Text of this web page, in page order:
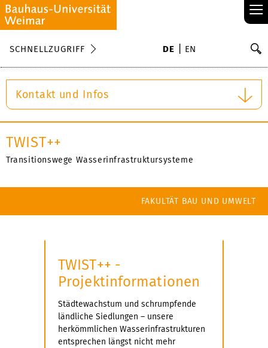
≡
SCHNELLZUGRIFF DE EN
Kontakt und Infos
TWIST++
Transitionswege Wasserinfrastruktursysteme
FAKULTÄT BAU UND UMWELT
TWIST++ -
Projektinformationen
Städtewachstum und schrumpfende
ländliche Siedlungen – unsere
herkömmlichen Wasserinfrastrukturen
entsprechen längst nicht mehr